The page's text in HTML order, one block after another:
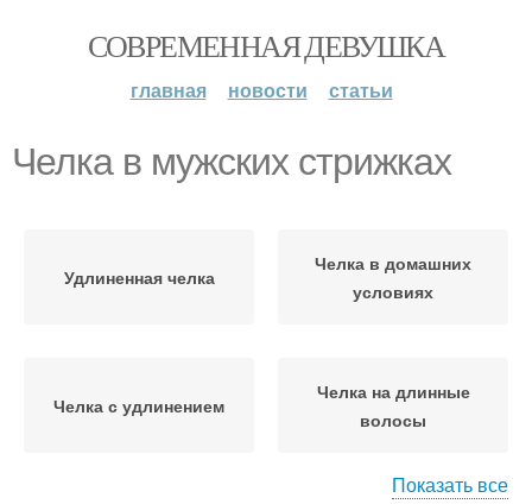
СОВРЕМЕННАЯ ДЕВУШКА
главная новости статьи
Челка в мужских стрижках
Удлиненная челка
Челка в домашних
условиях
Челка с удлинением
Челка на длинные
волосы
Показать все